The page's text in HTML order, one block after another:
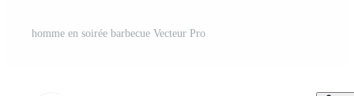
homme en soirée barbecue Vecteur Pro